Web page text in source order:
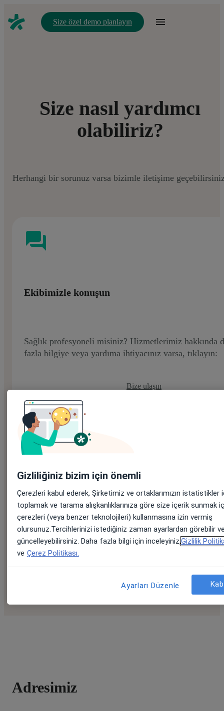
Size özel demo planlayın
Size nasıl yardımcı
olabiliriz?
Herhangi bir sorunuz varsa bizimle iletişime
Ekibimizle konuşun
Sağlık profesyoneli misiniz? Hizmetlerimiz hakkında
fazla bilgiye veya yardıma ihtiyacınız varsa, tıklayın:
Bize ulaşın
Hasta/Danışan mısınız?
Kullanıcı desteği almak veya bir sağlık uzmanıyla
sağlamak için doktortakvimi.com'u ziyaret
Adresimiz
Gizliliğiniz bizim için önemli
Çerezleri kabul ederek, Şirketimiz ve ortaklarımızın istatistikler
toplamak ve tarama alışkanlıklarınıza göre size içerik sunmak
çerezleri (veya benzer teknolojileri) kullanmasına izin vermiş
olursunuz.Tercihlerinizi istediğiniz zaman ayarlardan görebilir
güncelleyebilirsiniz. Daha fazla bilgi için inceleyiniz,Gizlilik
ve Çerez Politikası.
Ayarları Düzenle